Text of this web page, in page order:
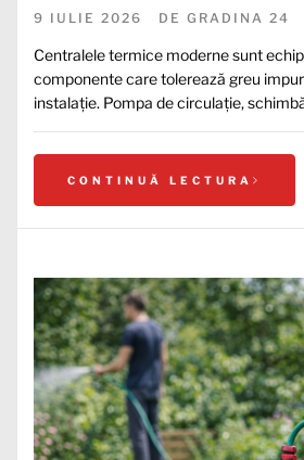
9 IULIE 2026 DE GRADINA 24
Centralele termice moderne sunt
componente care tolerează greu
instalație. Pompa de circulație,
CONTINUĂ LECTURA